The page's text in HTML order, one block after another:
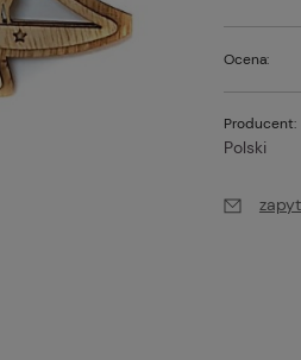
Ocena:
Producent:
Polski